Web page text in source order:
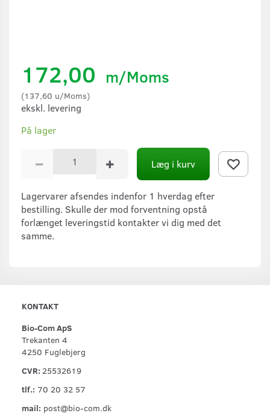
172,00 m/Moms
(137,60 u/Moms)
ekskl. levering
På lager
Læg i kurv
Lagervarer afsendes indenfor 1 hverdag efter
bestilling. Skulle der mod forventning opstå
forlænget leveringstid kontakter vi dig med det
samme.
KONTAKT
Bio-Com ApS
Trekanten 4
4250 Fuglebjerg
CVR: 25532619
tlf.: 70 20 32 57
mail: post@bio-com.dk